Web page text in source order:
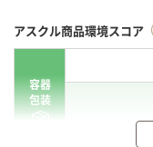
アスクル商品環境スコア
容器
包装